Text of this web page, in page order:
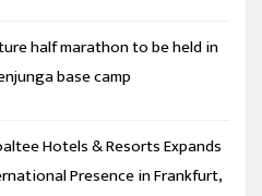
half marathon to be held in
base camp
Hotels & Resorts Expands
Presence in Frankfurt,